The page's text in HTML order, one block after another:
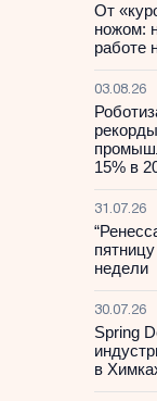
От
ножом:
работе
03.08.26
15% в
31.07.26
недели
30.07.26
Spring
в